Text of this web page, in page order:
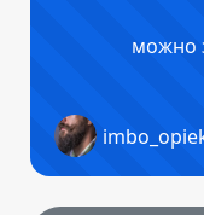
можно